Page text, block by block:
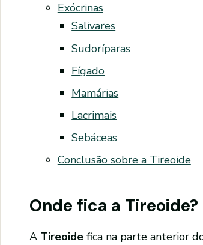
Exócrinas
Salivares
Sudoríparas
Fígado
Mamárias
Lacrimais
Sebáceas
Conclusão sobre a Tireoide
Onde fica a Tireoide?
A Tireoide fica na parte anterior